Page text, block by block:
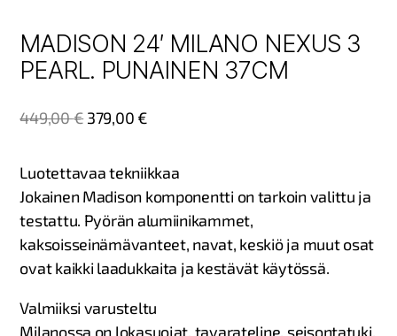
MADISON 24′ MILANO NEXUS 3
PEARL. PUNAINEN 37CM
449,00€ 379,00 €
Luotettavaa tekniikkaa
Jokainen Madison komponentti on tarkoin valittu ja
testattu. Pyörän alumiinikammet,
kaksoisseinämävanteet, navat, keskiö ja muut osat
ovat kaikki laadukkaita ja kestävät käytössä.
Valmiiksi varusteltu
Milanossa on lokasuojat, tavarateline, seisontatuki,